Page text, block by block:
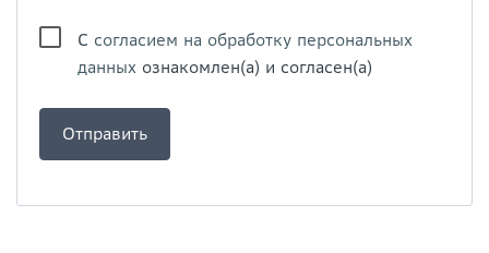
С согласием на обработку персональных
данных ознакомлен(а) и согласен(а)